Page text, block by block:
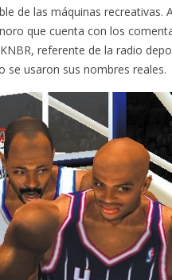
de las máquinas recreativas.
que cuenta con los
referente de la radio
se usaron sus nombres reales.